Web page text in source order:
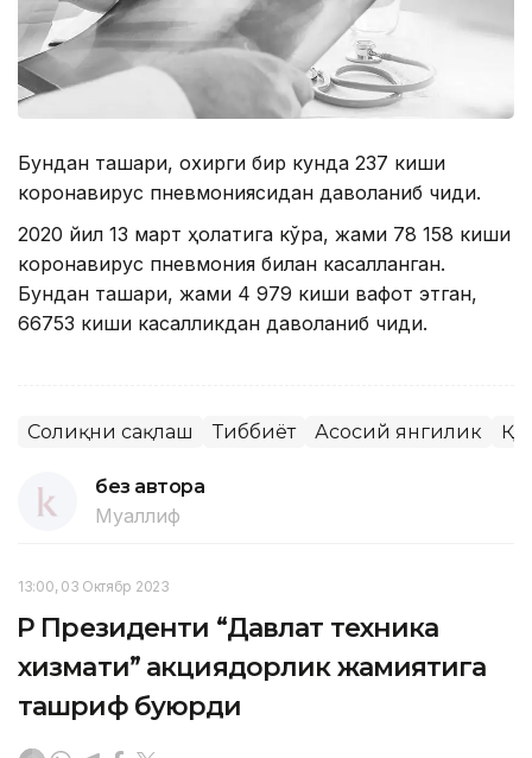
Бундан ташқари, охирги бир кунда 237 киши
коронавирус пневмониясидан даволаниб чиқди.
2020 йил 13 март ҳолатига кўра, жами 78 158 киши
коронавирус пневмония билан касалланган.
Бундан ташқари, жами 4 979 киши вафот этган,
66753 киши касалликдан даволаниб чиқди.
Соғлиқни сақлаш Тиббиёт Асосий янгилик ҚР
без автора
Муаллиф
13:00, 03 Октябр 2023
ҚР Президенти “Давлат техника
хизмати” акциядорлик жамиятига
ташриф буюрди